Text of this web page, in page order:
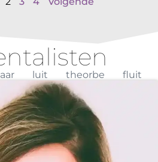
luit theorbe fluit